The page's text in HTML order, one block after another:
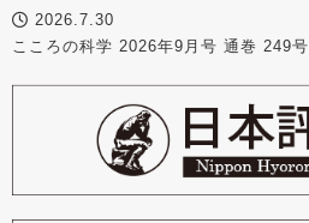
2026.7.30
こころの科学 2026年9月号 通巻 249号